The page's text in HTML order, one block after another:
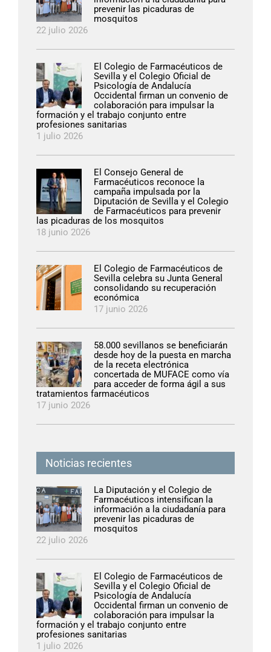
prevenir las picaduras de
mosquitos
22 julio 2026
El Colegio de Farmacéuticos de
Sevilla y el Colegio Oficial de
Psicología de Andalucía
Occidental firman un convenio de
colaboración para impulsar la
formación y el trabajo conjunto entre
profesiones sanitarias
1 julio 2026
El Consejo General de
Farmacéuticos reconoce la
campaña impulsada por la
Diputación de Sevilla y el Colegio
de Farmacéuticos para prevenir
las picaduras de los mosquitos
18 junio 2026
El Colegio de Farmacéuticos de
Sevilla celebra su Junta General
consolidando su recuperación
económica
17 junio 2026
58.000 sevillanos se beneficiarán
desde hoy de la puesta en marcha
de la receta electrónica
concertada de MUFACE como vía
para acceder de forma ágil a sus
tratamientos farmacéuticos
17 junio 2026
Noticias recientes
La Diputación y el Colegio de
Farmacéuticos intensifican la
información a la ciudadanía para
prevenir las picaduras de
mosquitos
22 julio 2026
El Colegio de Farmacéuticos de
Sevilla y el Colegio Oficial de
Psicología de Andalucía
Occidental firman un convenio de
colaboración para impulsar la
formación y el trabajo conjunto entre
profesiones sanitarias
1 julio 2026